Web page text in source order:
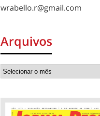
wrabello.r@gmail.com
Arquivos